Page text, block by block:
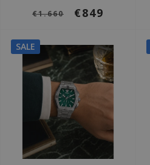
€1.660 €849
SALE